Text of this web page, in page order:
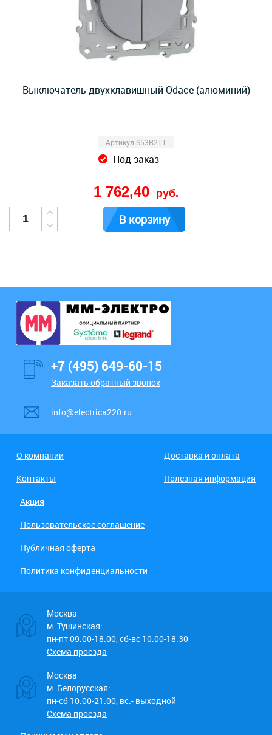
Выключатель двухклавишный Odace (алюминий)
Артикул S53R211
Под заказ
1 762,40 руб.
В корзину
+7 (495) 649-60-15
Заказать обратный звонок
info@electrica220.ru
О компании
Доставка и оплата
Контакты
Полезная информация
Акция
Пользовательское соглашение
Публичная оферта
Политика конфиденциальности
Москва
м. Тушинская:
пн-пт 09:00-18:00, сб-вс 10:00-18:30
Схема проезда
Москва
м. Белорусская:
пн-сб 10:00-21:00, вс.- выходной
Схема проезда